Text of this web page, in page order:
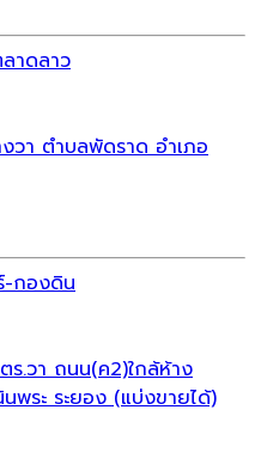
าดลาว
วา ตำบลพัดราด อำเภอ
-กองดิน
.วา ถนน(ค2)ใกล้ห้าง
พระ ระยอง (แบ่งขายได้)